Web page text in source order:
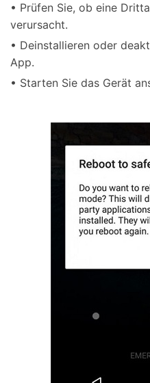
• Prüfen Sie, ob eine
verursacht.
• Deinstallieren oder
App.
• Starten Sie das Gerät